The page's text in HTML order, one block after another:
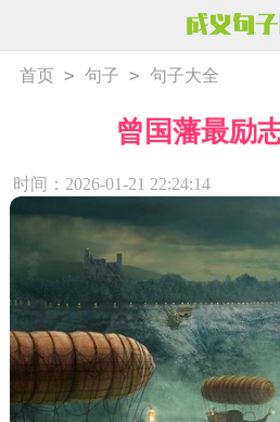
首页 > 句子 > 句子大全
曾国藩最励
时间：2026-01-21 22:24:14